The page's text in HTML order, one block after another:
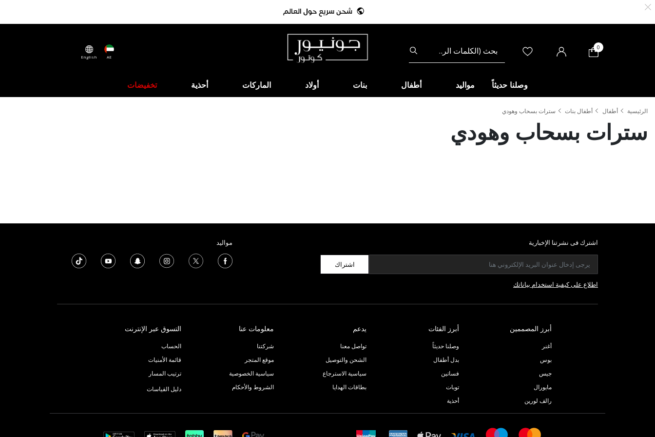
AE
English
0
وصلنا حديثاً مواليد أطفال بنات أولاد الماركات أحذية تخفيضات
الرئيسية أطفال أطفال بنات سترات بسحاب وهودي
سترات بسحاب وهودي
اشترك فى نشرتنا الإخبارية
اشتراك
اطلاع على كيفية استخدام بياناتك
مواليد
أبرز المصممين
أغنر
بوس
جيس
مايورال
رالف لورين
أبرز الفئات
وصلنا حديثاً
بدل أطفال
فساتين
توبات
أحذية
يدعم
تواصل معنا
الشحن والتوصيل
سياسية الاسترجاع
بطاقات الهدايا
معلومات عنا
شركتنا
موقع المتجر
سياسية الخصوصية
الشروط والأحكام
التسوق عبر الإنترنت
الحساب
قائمة الأمنيات
ترتيب المسار
دليل القياسات